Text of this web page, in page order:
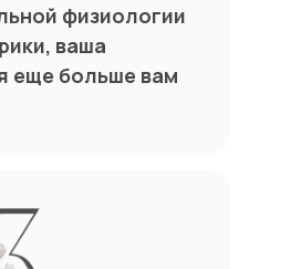
физиологии
ваша
еще больше вам